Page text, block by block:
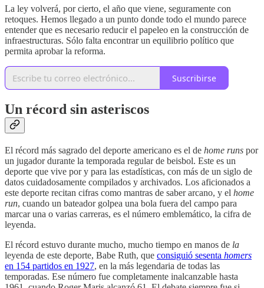
La ley volverá, por cierto, el año que viene, seguramente con
retoques. Hemos llegado a un punto donde todo el mundo parece
entender que es necesario reducir el papeleo en la construcción de
infraestructuras. Sólo falta encontrar un equilibrio político que
permita aprobar la reforma.
Suscribirse
Un récord sin asteriscos
El récord más sagrado del deporte americano es el de home runs por
un jugador durante la temporada regular de beisbol. Este es un
deporte que vive por y para las estadísticas, con más de un siglo de
datos cuidadosamente compilados y archivados. Los aficionados a
este deporte recitan cifras como mantras de saber arcano, y el home
run, cuando un bateador golpea una bola fuera del campo para
marcar una o varias carreras, es el número emblemático, la cifra de
leyenda.
El récord estuvo durante mucho, mucho tiempo en manos de la
leyenda de este deporte, Babe Ruth, que consiguió sesenta homers
en 154 partidos en 1927, en la más legendaria de todas las
temporadas. Ese número fue completamente inalcanzable hasta